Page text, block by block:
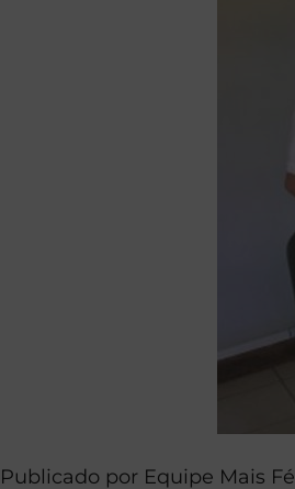
Publicado por Equipe Mais Fé